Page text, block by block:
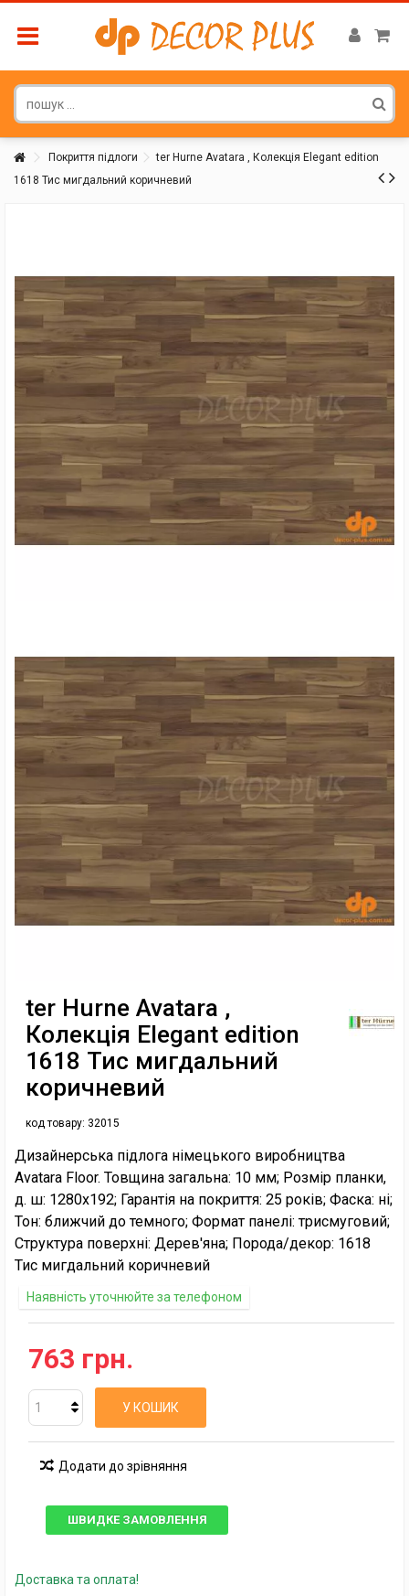
Покриття підлоги
ter Hurne Avatara , Колекція Elegant edition
1618 Тис мигдальний коричневий
ter Hurne Avatara ,
Колекція Elegant edition
1618 Тис мигдальний
коричневий
код товару: 32015
Дизайнерська підлога німецького виробництва
Avatara Floor. Товщина загальна: 10 мм; Розмір планки,
д. ш: 1280х192; Гарантія на покриття: 25 років; Фаска: ні;
Тон: ближчий до темного; Формат панелі: трисмуговий;
Структура поверхні: Дерев'яна; Порода/декор: 1618
Тис мигдальний коричневий
Наявність уточнюйте за телефоном
763 грн.
У КОШИК
Додати до зрівняння
ШВИДКЕ ЗАМОВЛЕННЯ
Доставка та оплата!